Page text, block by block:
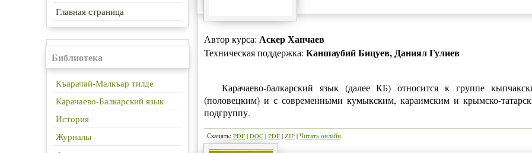
Главная страница
Библиотека
Къарачай-Малкъар тилде
Карачаево-Балкарский язык
История
Журналы
Автор курса: Аскер Хапчаев
Техническая поддержка: Каншаубий Бицуев, Даниял Гулиев
Карачаево-балкарский язык (далее КБ) относится к группе
(половецким) и с современными кумыкским, караимским и крымско-
подгруппу.
Скачать: PDF | DOC | PDF | ZIP | Читать онлайн